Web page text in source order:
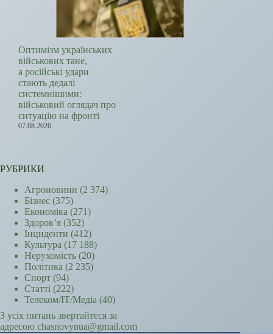
Оптимізм українських
військових тане,
а російські удари
стають дедалі
системнішими:
військовий оглядач про
ситуацію на фронті
07.08.2026
РУБРИКИ
Агроновини (2 374)
Бізнес (375)
Економіка (271)
Здоров’я (352)
Інциденти (412)
Культура (17 188)
Нерухомість (20)
Політика (2 235)
Спорт (94)
Статті (222)
Телеком/ІТ/Медіа (40)
З усіх питань звертайтеся за
адресою chasnovynua@gmail.com